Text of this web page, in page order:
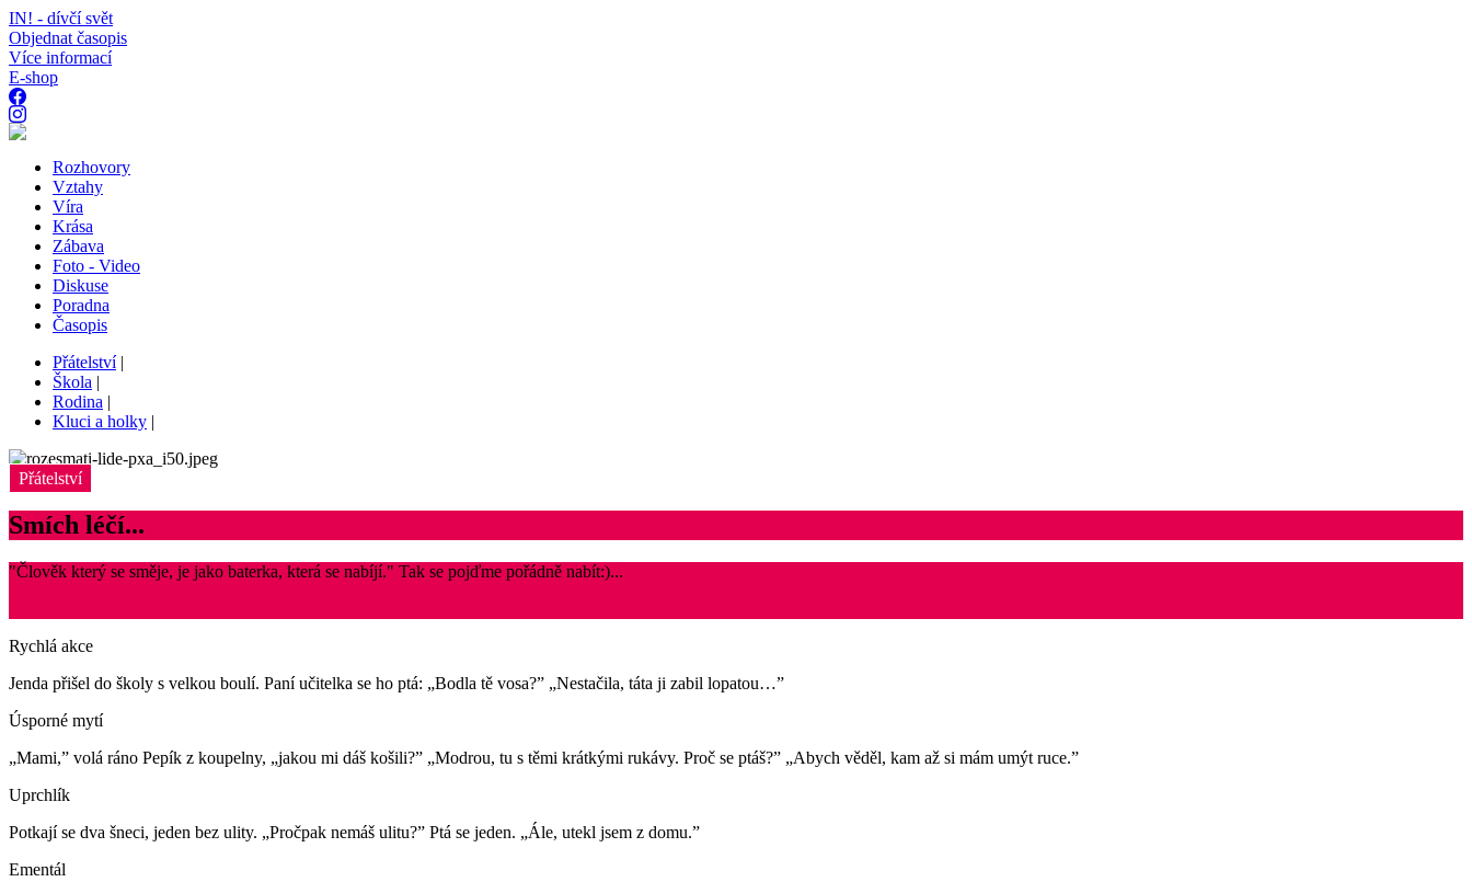
IN! - dívčí svět
Objednat časopis
Více informací
E-shop
Rozhovory
Vztahy
Víra
Krása
Zábava
Foto - Video
Diskuse
Poradna
Časopis
Přátelství|
Škola |
Rodina |
Kluci a holky |
Přátelství
Smích léčí...
"Člověk který se směje, je jako baterka, která se nabíjí." Tak se pojďme pořádně nabít:)...
Rychlá akce
Jenda přišel do školy s velkou boulí. Paní učitelka se ho ptá: „Bodla tě vosa?” „Nestačila, táta ji zabil lopatou…”
Úsporné mytí
„Mami,” volá ráno Pepík z koupelny, „jakou mi dáš košili?” „Modrou, tu s těmi krátkými rukávy. Proč se ptáš?” „Abych věděl, kam až si mám umýt ruce.”
Uprchlík
Potkají se dva šneci, jeden bez ulity. „Pročpak nemáš ulitu?” Ptá se jeden. „Ále, utekl jsem z domu.”
Ementál